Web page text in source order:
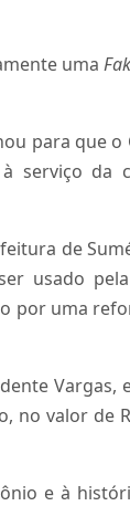
uma
para que o
serviço da
de
usado
por uma
Vargas,
no valor de
e à